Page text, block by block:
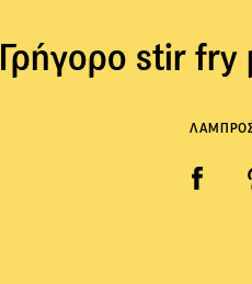
Γρήγορο stir fry